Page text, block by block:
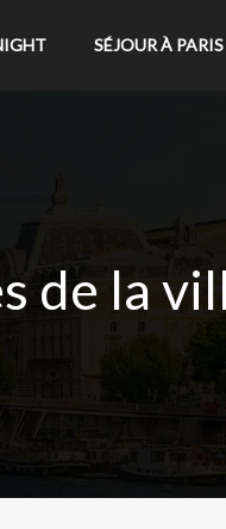
SÉJOUR À PARIS
de la